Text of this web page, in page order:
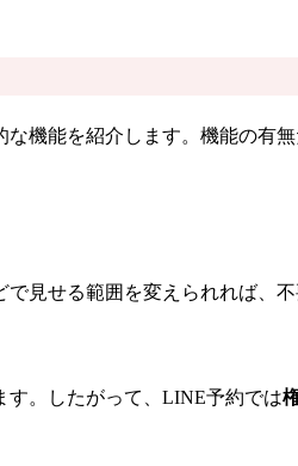
機能を紹介します。機能の有
見せる範囲を変えられれば、
す。したがって、LINE予約では